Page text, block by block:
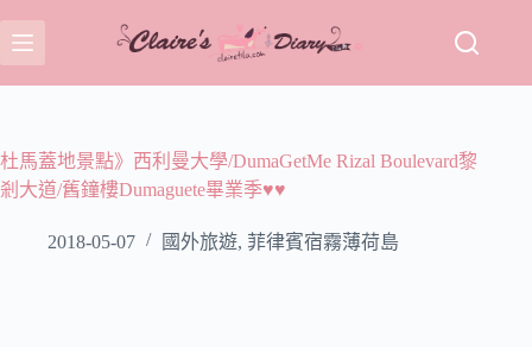
至
主
容
杜馬蓋地景點》西利曼大學/DumaGetMe Rizal Boulevard黎
剎大道/舊鐘樓Dumaguete畢業季♥♥
2018-05-07 國外旅遊, 菲律賓宿霧薄荷島